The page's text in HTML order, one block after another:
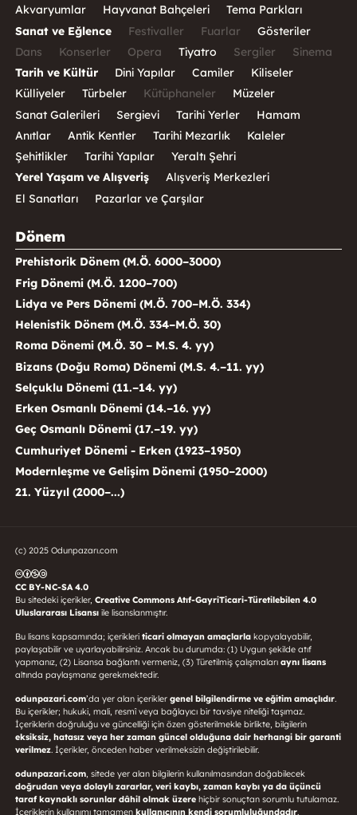
Akvaryumlar
Hayvanat Bahçeleri
Tema Parkları
Sanat ve Eğlence
Festivaller Fuarlar
Gösteriler
Dans
Konserler Opera Tiyatro Sergiler
Sinema
Tarih ve Kültür
Dini Yapılar Camiler
Kiliseler
Külliyeler
Türbeler Kütüphaneler
Müzeler
Sanat Galerileri
Sergievi Tarihi Yerler
Hamam
Anıtlar
Antik Kentler Tarihi Mezarlık
Kaleler
Şehitlikler
Tarihi Yapılar
Yeraltı Şehri
Yerel Yaşam ve Alışveriş
Alışveriş Merkezleri
El Sanatları
Pazarlar ve Çarşılar
Dönem
Prehistorik Dönem (M.Ö. 6000–3000)
Frig Dönemi (M.Ö. 1200–700)
Lidya ve Pers Dönemi (M.Ö. 700–M.Ö. 334)
Helenistik Dönem (M.Ö. 334–M.Ö. 30)
Roma Dönemi (M.Ö. 30 – M.S. 4. yy)
Bizans (Doğu Roma) Dönemi (M.S. 4.–11. yy)
Selçuklu Dönemi (11.–14. yy)
Erken Osmanlı Dönemi (14.–16. yy)
Geç Osmanlı Dönemi (17.–19. yy)
Cumhuriyet Dönemi - Erken (1923–1950)
Modernleşme ve Gelişim Dönemi (1950–2000)
21. Yüzyıl (2000–...)
(c) 2025 Odunpazarı.com
CC BY-NC-SA 4.0
Bu sitedeki içerikler, Creative Commons Atıf-GayriTicari-Türetilebilen 4.0
Uluslararası Lisansı ile lisanslanmıştır.
Bu lisans kapsamında; içerikleri ticari olmayan amaçlarlakopyalayabilir,
paylaşabilir ve uyarlayabilirsiniz. Ancak bu durumda: (1) Uygun şekilde atıf
yapmanız, (2) Lisansa bağlantı vermeniz, (3) Türetilmiş çalışmaları aynı lisans
altında paylaşmanız gerekmektedir.
odunpazari.com’da yer alan içerikler genel bilgilendirme ve eğitim amaçlıdır.
Bu içerikler; hukuki, mali, resmî veya bağlayıcı bir tavsiye niteliği taşımaz.
İçeriklerin doğruluğu ve güncelliği için özen gösterilmekle birlikte, bilgilerin
eksiksiz, hatasız veya her zaman güncel olduğuna dair herhangi bir garanti
verilmez. İçerikler, önceden haber verilmeksizin değiştirilebilir.
odunpazari.com, sitede yer alan bilgilerin kullanılmasından doğabilecek
doğrudan veya dolaylı zararlar, veri kaybı, zaman kaybı ya da üçüncü
taraf kaynaklı sorunlar dâhil olmak üzerehiçbir sonuçtan sorumlu tutulamaz.
İçeriklerin kullanımı tamamen kullanıcının kendi sorumluluğundadır.